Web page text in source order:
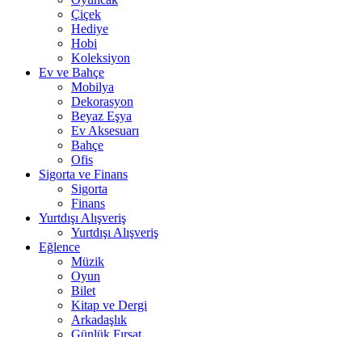
Çiçek
Hediye
Hobi
Koleksiyon
Ev ve Bahçe
Mobilya
Dekorasyon
Beyaz Eşya
Ev Aksesuarı
Bahçe
Ofis
Sigorta ve Finans
Sigorta
Finans
Yurtdışı Alışveriş
Yurtdışı Alışveriş
Eğlence
Müzik
Oyun
Bilet
Kitap ve Dergi
Arkadaşlık
Günlük Fırsat